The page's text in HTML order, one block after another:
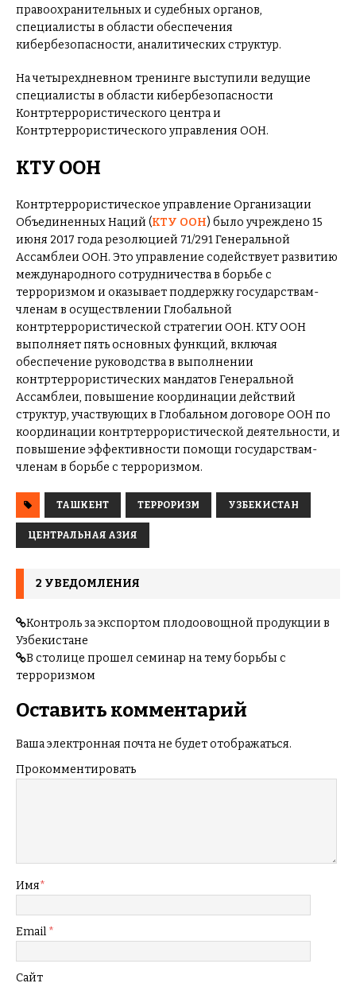
правоохранительных и судебных органов,
специалисты в области обеспечения
кибербезопасности, аналитических структур.
На четырехдневном тренинге выступили ведущие
специалисты в области кибербезопасности
Контртеррористического центра и
Контртеррористического управления ООН.
КТУ ООН
Контртеррористическое управление Организации
Объединенных Наций (КТУ ООН) было учреждено 15
июня 2017 года резолюцией 71/291 Генеральной
Ассамблеи ООН. Это управление содействует развитию
международного сотрудничества в борьбе с
терроризмом и оказывает поддержку государствам-
членам в осуществлении Глобальной
контртеррористической стратегии ООН. КТУ ООН
выполняет пять основных функций, включая
обеспечение руководства в выполнении
контртеррористических мандатов Генеральной
Ассамблеи, повышение координации действий
структур, участвующих в Глобальном договоре ООН по
координации контртеррористической деятельности, и
повышение эффективности помощи государствам-
членам в борьбе с терроризмом.
ТАШКЕНТ ТЕРРОРИЗМ УЗБЕКИСТАН
ЦЕНТРАЛЬНАЯ АЗИЯ
2 УВЕДОМЛЕНИЯ
Контроль за экспортом плодоовощной продукции в
Узбекистане
В столице прошел семинар на тему борьбы с
терроризмом
Оставить комментарий
Ваша электронная почта не будет отображаться.
Прокомментировать
Имя*
Email *
Сайт